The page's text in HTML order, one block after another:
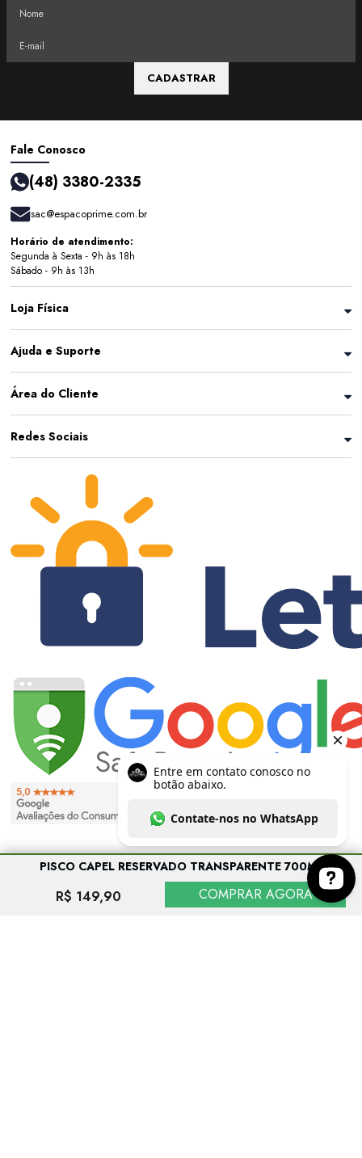
PISCO CAPEL RESERVADO TRANSPARENTE 700ML
R$ 149,90 COMPRAR AGORA
CADASTRAR
Fale Conosco
(48) 3380-2335
sac@espacoprime.com.br
Horário de atendimento:
Segunda à Sexta - 9h às 18h
Sábado - 9h às 13h
Loja Física
Ajuda e Suporte
Área do Cliente
Redes Sociais